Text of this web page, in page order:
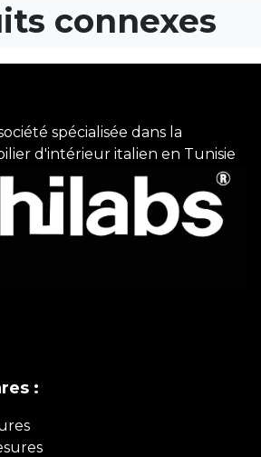
connexes
spécialisée dans la
d'intérieur italien en Tunisie
: